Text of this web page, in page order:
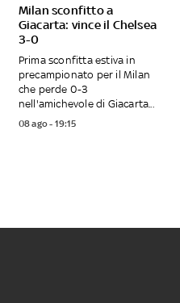
Milan sconfitto a
Giacarta: vince il Chelsea
3-0
Prima sconfitta estiva in
precampionato per il Milan
che perde 0-3
nell'amichevole di Giacarta...
08 ago - 19:15